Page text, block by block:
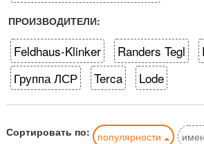
ПРОИЗВОДИТЕЛИ:
Feldhaus-Klinker Randers Tegl
Группа ЛСР
Terca Lode
Сортировать по: популярности